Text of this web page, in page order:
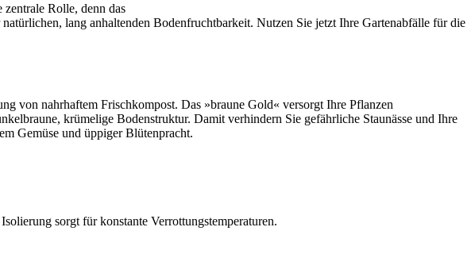
Rolle, denn das
lang anhaltenden Bodenfruchtbarkeit. Nutzen Sie jetzt Ihre Gartenabfälle für die
von nahrhaftem Frischkompost. Das »braune Gold« versorgt Ihre Pflanzen
krümelige Bodenstruktur. Damit verhindern Sie gefährliche Staunässe und Ihre
Gemüse und üppiger Blütenpracht.
sorgt für konstante Verrottungstemperaturen.